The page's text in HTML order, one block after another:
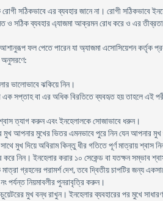
সঠিকভাবে এর ব্যবহার জানে না। রােগী সঠিকভাবে
ও সঠিক ব্যবহার এ্যাজমা আক্রমন রােধ করে ও এর
ফল পেতে পারেন যা অ্যাজমা এসােসিয়েশন কর্তৃক
ভালোভাবে ঝকিয়ে নিন।
এক সপ্তাহ বা এর অধিক বিরতিতে ব্যবহৃত হয় তাহলে এই
ত্যাগ করুন এবং ইনহেলালকে সোজাভাবে ধরুন।
মুখ আপনার মুখের ভিতর এমনভাবে পুরে নিন যেন আপনার
মুখ দিয়ে অবিরাম কিন্তু ধীর গতিতে পূর্ণ মাত্রায় শ্বাস
নিন। ইনহেলার করার ১০ সেকেন্ড বা যতক্ষন সম্ভাব
গ্রহনের পরামর্শ দেশ, তবে দ্বিতীয় চাপটির জন্য
পর্যন্ত নিয়মাবলীর পুনরাবৃত্রি করুন।
মুখ বন্ধ রাখুন। ইনহেলার ব্যবহারের পর মুখে